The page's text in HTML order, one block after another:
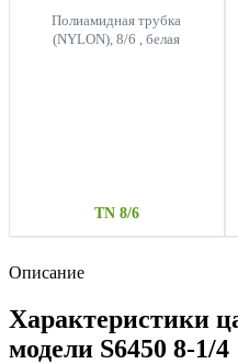
Полиамидная трубка
(NYLON), 8/6 , белая
TN 8/6
Описание
Характеристики
модели S6450 8-1/4